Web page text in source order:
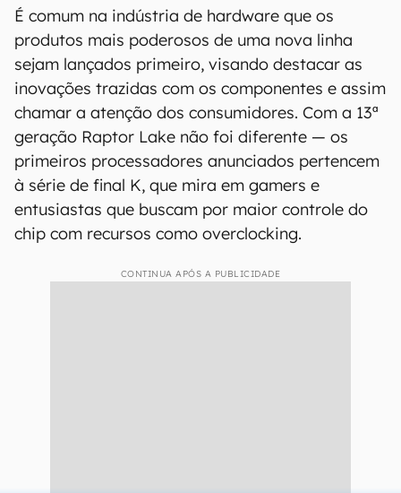
É comum na indústria de hardware que os
produtos mais poderosos de uma nova linha
sejam lançados primeiro, visando destacar as
inovações trazidas com os componentes e assim
chamar a atenção dos consumidores. Com a 13ª
geração Raptor Lake não foi diferente — os
primeiros processadores anunciados pertencem
à série de final K, que mira em gamers e
entusiastas que buscam por maior controle do
chip com recursos como overclocking.
CONTINUA APÓS A PUBLICIDADE